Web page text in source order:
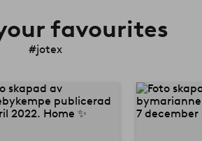
favourites
#jotex